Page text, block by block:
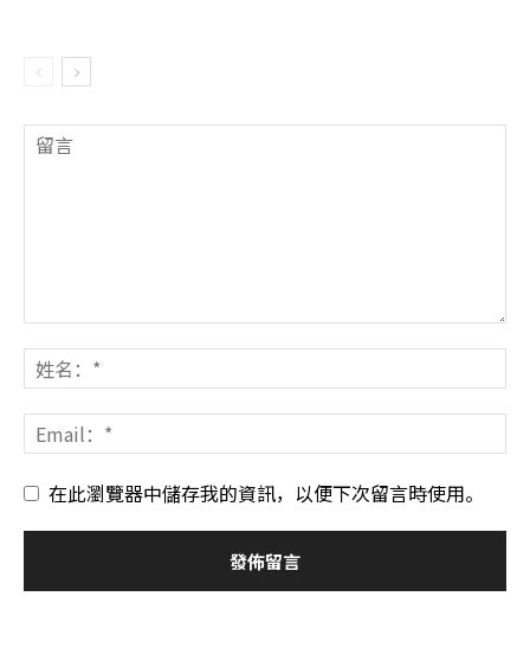
在此瀏覽器中儲存我的資訊，以便下次留言時使用。